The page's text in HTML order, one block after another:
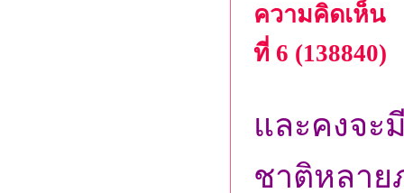
ความคิดเห็น
ที่ 6 (138840)
และคงจะ
ชาติหลาย